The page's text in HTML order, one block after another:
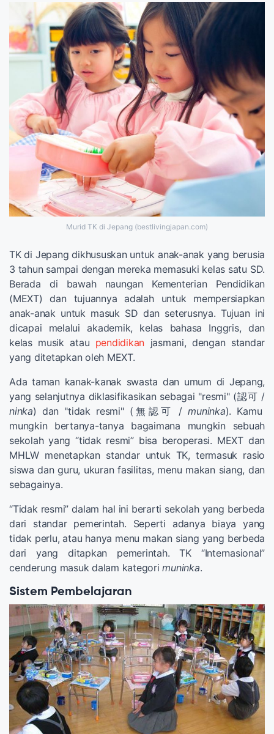
Murid TK di Jepang (bestlivingjapan.com)
TK di Jepang dikhususkan untuk anak-anak yang berusia
3 tahun sampai dengan mereka memasuki kelas satu SD.
Berada di bawah naungan Kementerian Pendidikan
(MEXT) dan tujuannya adalah untuk mempersiapkan
anak-anak untuk masuk SD dan seterusnya. Tujuan ini
dicapai melalui akademik, kelas bahasa Inggris, dan
kelas musik atau pendidikan jasmani, dengan standar
yang ditetapkan oleh MEXT.
Ada taman kanak-kanak swasta dan umum di Jepang,
yang selanjutnya diklasifikasikan sebagai "resmi" (認可 /
ninka) dan "tidak resmi" (無認可 /muninka). Kamu
mungkin bertanya-tanya bagaimana mungkin sebuah
sekolah yang “tidak resmi” bisa beroperasi. MEXT dan
MHLW menetapkan standar untuk TK, termasuk rasio
siswa dan guru, ukuran fasilitas, menu makan siang, dan
sebagainya.
“Tidak resmi” dalam hal ini berarti sekolah yang berbeda
dari standar pemerintah. Seperti adanya biaya yang
tidak perlu, atau hanya menu makan siang yang berbeda
dari yang ditapkan pemerintah. TK “Internasional”
cenderung masuk dalam kategorimuninka.
Sistem Pembelajaran